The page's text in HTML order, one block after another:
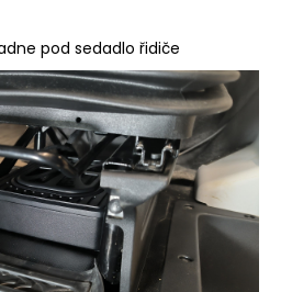
pod sedadlo řidiče